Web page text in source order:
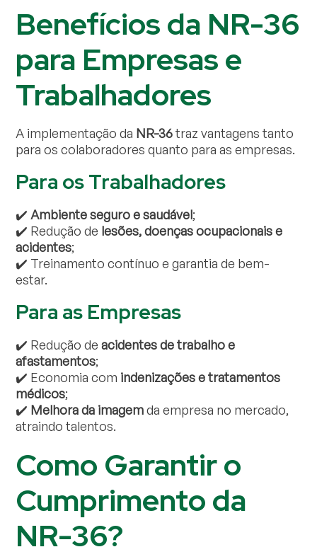
Benefícios da NR-36
para Empresas e
Trabalhadores
A implementação da NR-36traz vantagens tanto
para os colaboradores quanto para as empresas.
Para os Trabalhadores
✔️ Ambiente seguro e saudável;
✔️ Redução de lesões, doenças ocupacionais e
acidentes;
✔️ Treinamento contínuo e garantia de bem-
estar.
Para as Empresas
✔️ Redução deacidentes de trabalho e
afastamentos;
✔️ Economia com indenizações e tratamentos
médicos;
✔️ Melhora da imagemda empresa no mercado,
atraindo talentos.
Como Garantir o
Cumprimento da
NR-36?